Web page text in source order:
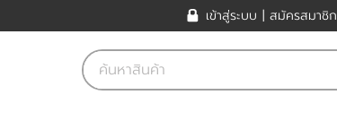
เข้าสู่ระบบ | สมัครสมาชิก